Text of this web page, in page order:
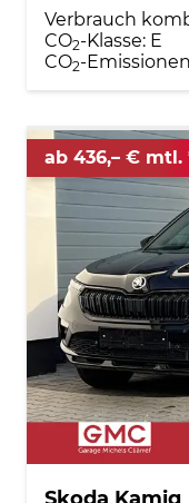
Verbrauch
CO2-Klasse: E
CO2-
ab 436,– € mtl.
Skoda Kamiq